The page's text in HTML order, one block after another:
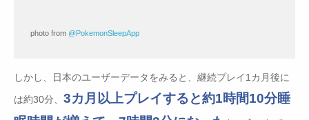
photo from @PokemonSleepApp
しかし、日本のユーザーデータをみると、継続プレイ1カ月後に
は約30分、 3カ月以上プレイすると約1時間10分睡